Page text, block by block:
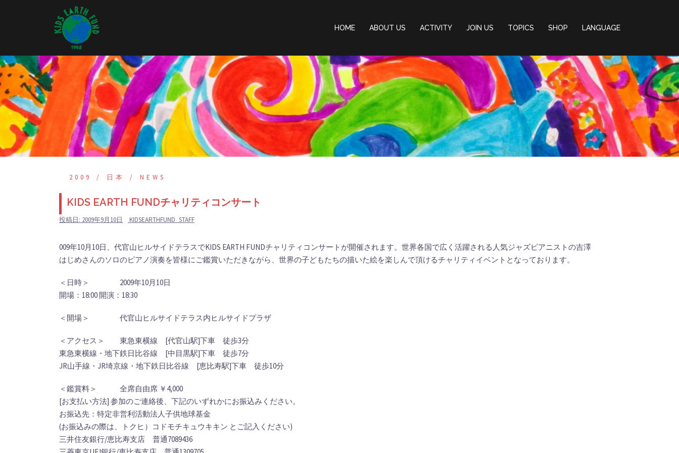
コ
ン
テ
ン
ツ
キ
HOME ABOUT US ACTIVITY JOIN US TOPICS SHOP LANGUAGE
2009 日本 NEWS
KIDS EARTH FUNDチャリティコンサート
投稿日: 2009年9月10日 KIDSEARTHFUND_STAFF
009年10月10日、代官山ヒルサイドテラスでKIDS EARTH FUNDチャリティコンサートが開催されます。世界各国で広く活躍される人気ジャズピアニストの吉澤
はじめさんのソロのピアノ演奏を皆様にご鑑賞いただきながら、世界の子どもたちの描いた絵を楽しんで頂けるチャリティイベントとなっております。
＜日時＞ 2009年10月10日
開場：18:00 開演：18:30
＜開場＞ 代官山ヒルサイドテラス内ヒルサイドプラザ
＜アクセス＞ 東急東横線 [代官山駅]下車 徒歩3分
東急東横線・地下鉄日比谷線 [中目黒駅]下車 徒歩7分
JR山手線・JR埼京線・地下鉄日比谷線 [恵比寿駅]下車 徒歩10分
＜鑑賞料＞ 全席自由席 ￥4,000
[お支払い方法] 参加のご連絡後、下記のいずれかにお振込みください。
お振込先：特定非営利活動法人子供地球基金
(お振込みの際は、トクヒ）コドモチキュウキキン とご記入ください)
三井住友銀行/恵比寿支店 普通7089436